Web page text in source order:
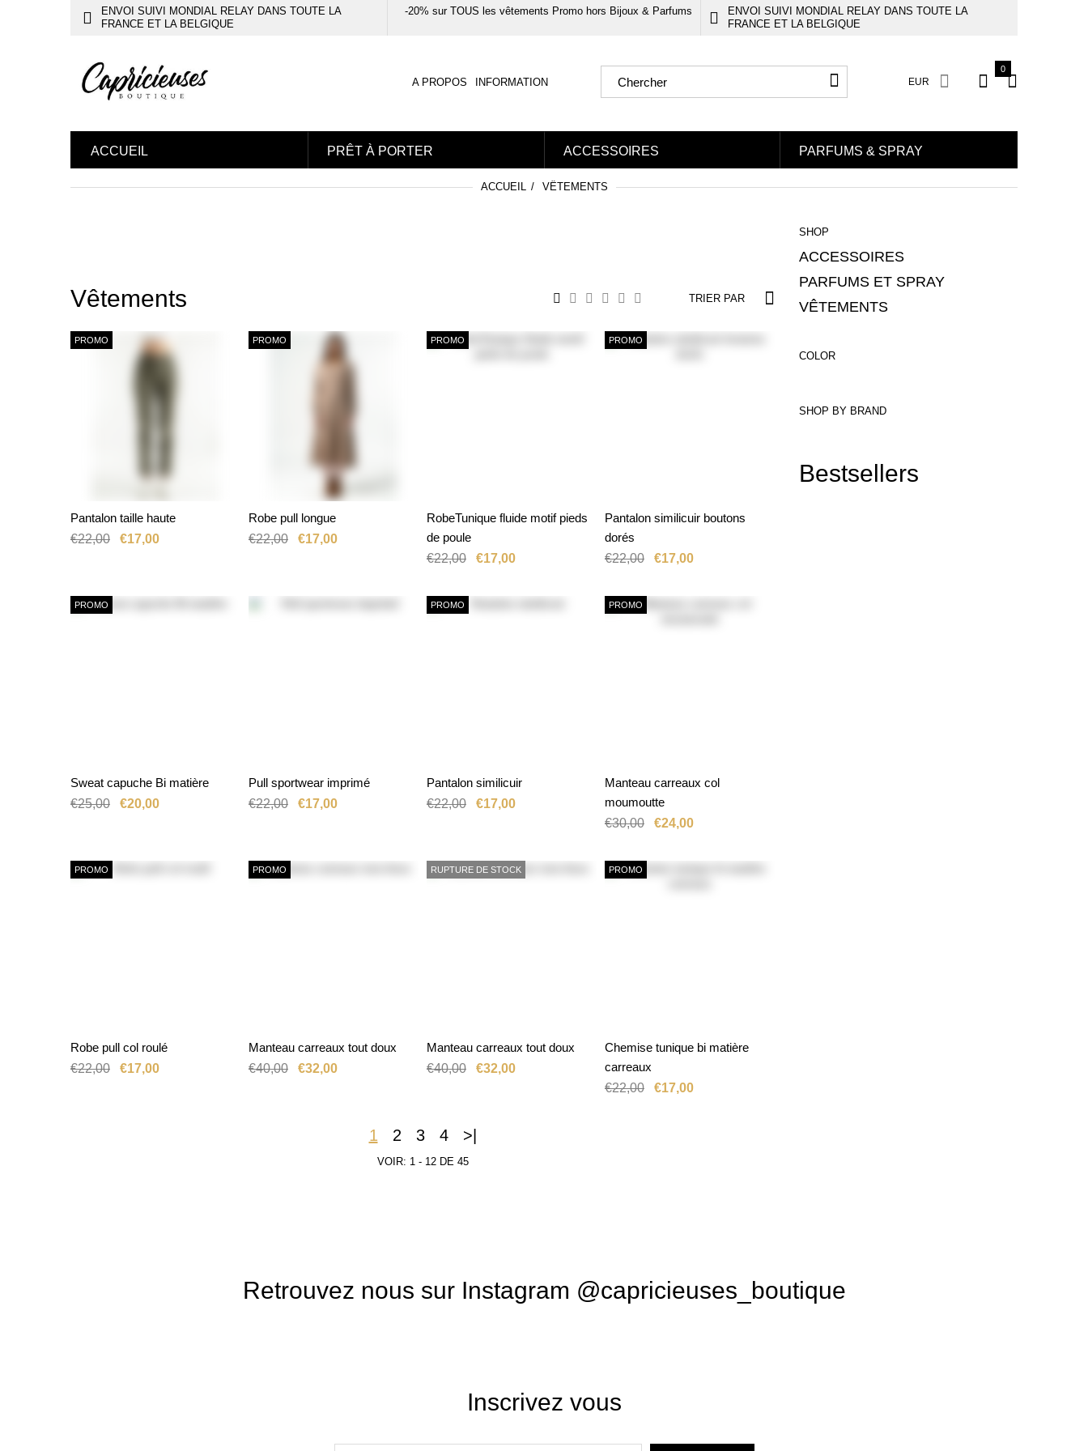
ENVOI SUIVI MONDIAL RELAY DANS TOUTE LA
FRANCE ET LA BELGIQUE
-20% sur TOUS les vêtements Promo hors Bijoux & Parfums
ENVOI SUIVI MONDIAL RELAY DANS TOUTE LA
FRANCE ET LA BELGIQUE
A PROPOS INFORMATION
0
ACCUEIL PRÊT À PORTER ACCESSOIRES PARFUMS & SPRAY
ACCUEIL VÊTEMENTS
Vêtements TRIER PAR
PROMO
SÉLECTIONNER UNE
OPTION
Pantalon taille haute
€22,00
€17,00
PROMO
AJOUTER AU PANIER
Robe pull longue
€22,00
€17,00
PROMO
AJOUTER AU PANIER
RobeTunique fluide motif pieds
de poule
€22,00
€17,00
PROMO
SÉLECTIONNER UNE
Pantalon similicuir boutons
dorés
€22,00
€17,00
PROMO
AJOUTER AU PANIER
Sweat capuche Bi matière
€25,00
€20,00
SÉLECTIONNER UNE
OPTION
Pull sportwear imprimé
€22,00
€17,00
PROMO
AJOUTER AU PANIER
Pantalon similicuir
€22,00
€17,00
PROMO
SÉLECTIONNER UNE
Manteau carreaux col
moumoutte
€30,00
€24,00
PROMO
SÉLECTIONNER UNE
OPTION
Robe pull col roulé
€22,00
€17,00
PROMO
AJOUTER AU PANIER
Manteau carreaux tout doux
€40,00
€32,00
RUPTURE DE STOCK
RUPTURE DE STOCK
Manteau carreaux tout doux
€40,00
€32,00
PROMO
SÉLECTIONNER UNE
Chemise tunique bi matière
carreaux
€22,00
€17,00
1 2 3 4 >|
VOIR: 1 - 12 DE 45
SHOP
ACCESSOIRES
PARFUMS ET SPRAY
VÊTEMENTS
COLOR
SHOP BY BRAND
Bestsellers
Retrouvez nous sur Instagram @capricieuses_boutique
Inscrivez vous